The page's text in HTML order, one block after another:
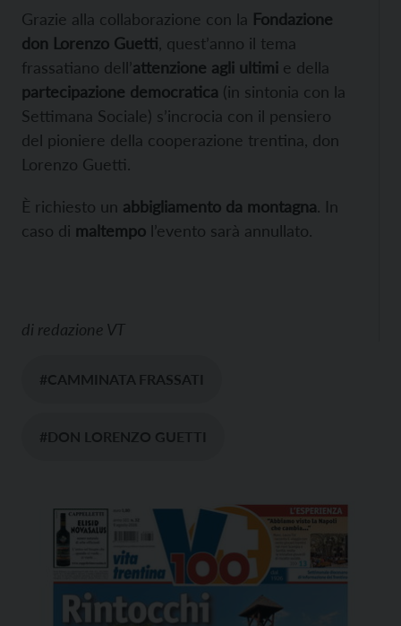
Grazie alla collaborazione con la Fondazione
don Lorenzo Guetti , quest’anno il tema
frassatiano dell’attenzione agli ultimi e della
partecipazione democratica (in sintonia con la
Settimana Sociale) s’incrocia con il pensiero
del pioniere della cooperazione trentina, don
Lorenzo Guetti.
È richiesto un abbigliamento da montagna. In
caso di maltempo l’evento sarà annullato.
di redazione VT
#CAMMINATA FRASSATI
#DON LORENZO GUETTI